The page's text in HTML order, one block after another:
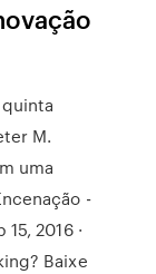
M.
uma
-
2016 ·
Baixe